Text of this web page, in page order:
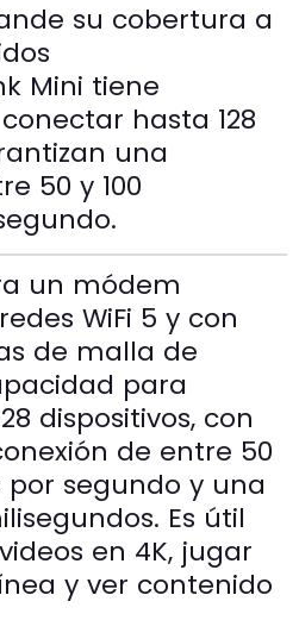
su cobertura a
Mini tiene
hasta 128
una
50 y 100
un módem
WiFi 5 y con
de malla de
para
dispositivos, con
de entre 50
por segundo y una
Es útil
en 4K, jugar
y ver contenido